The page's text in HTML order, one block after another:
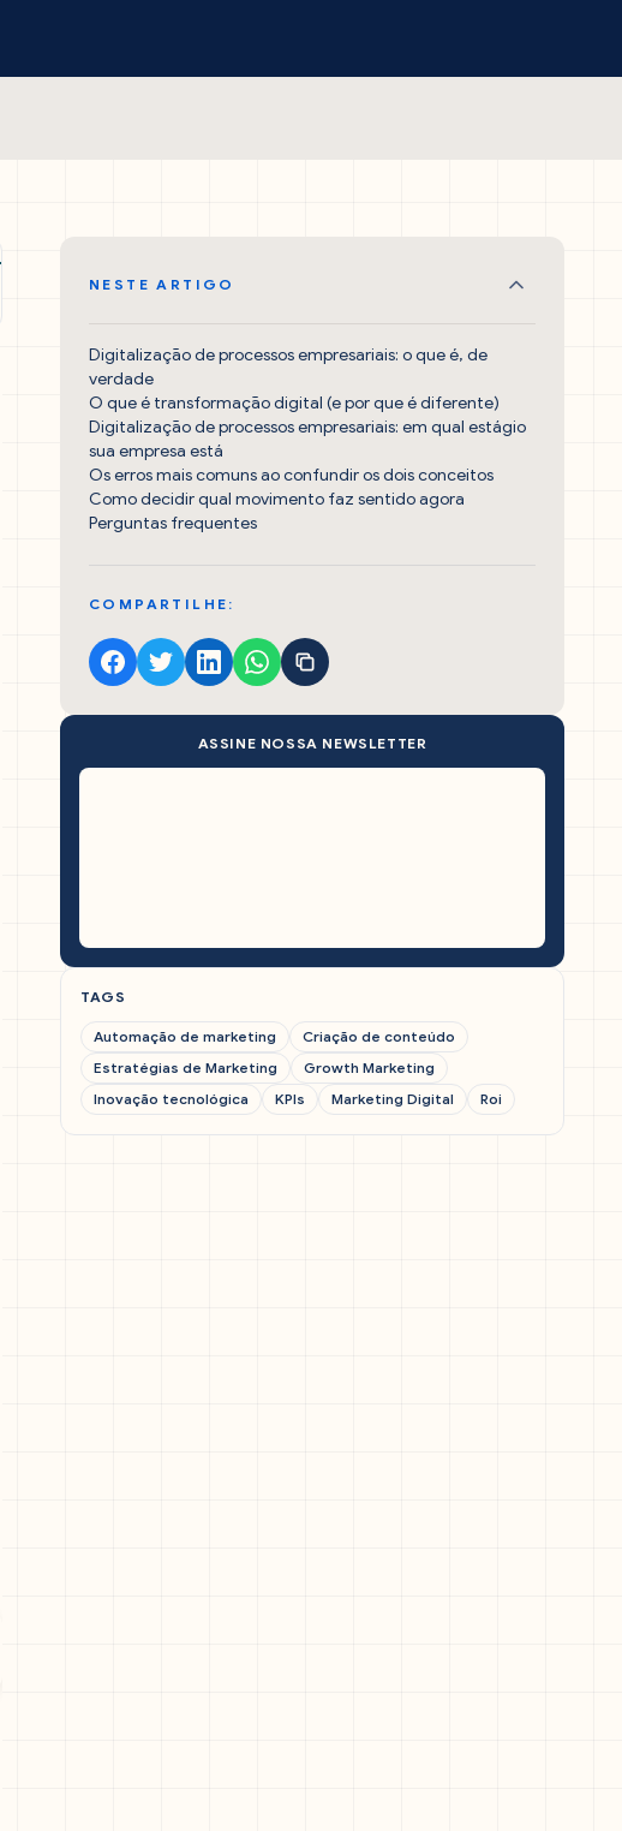
NESTE ARTIGO
Digitalização de processos empresariais: o que é, de
verdade
O que é transformação digital (e por que é diferente)
Digitalização de processos empresariais: em qual estágio
sua empresa está
Os erros mais comuns ao confundir os dois conceitos
Como decidir qual movimento faz sentido agora
Perguntas frequentes
COMPARTILHE:
ASSINE NOSSA NEWSLETTER
TAGS
Automação de marketing
Criação de conteúdo
Estratégias de Marketing
Growth Marketing
Inovação tecnológica
KPIs Marketing Digital Roi